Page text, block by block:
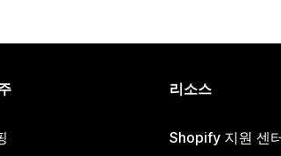
리소스
Shopify 지원 센